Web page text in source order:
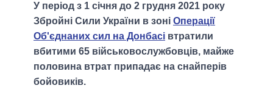
У період з 1 січня до 2 грудня 2021 року
Збройні Сили України в зоні Операції
Об'єднаних сил на Донбасі втратили
вбитими 65 військовослужбовців, майже
половина втрат припадає на снайперів
бойовиків.